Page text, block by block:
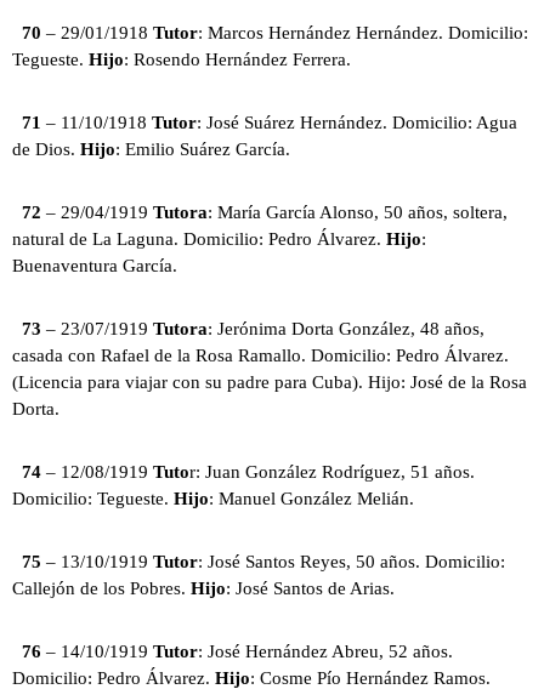
70 – 29/01/1918 Tutor: Marcos Hernández Hernández. Domicilio:
Tegueste. Hijo: Rosendo Hernández Ferrera.
71 – 11/10/1918 Tutor: José Suárez Hernández. Domicilio: Agua
de Dios. Hijo: Emilio Suárez García.
72 – 29/04/1919 Tutora: María García Alonso, 50 años, soltera,
natural de La Laguna. Domicilio: Pedro Álvarez. Hijo:
Buenaventura García.
73 – 23/07/1919 Tutora: Jerónima Dorta González, 48 años,
casada con Rafael de la Rosa Ramallo. Domicilio: Pedro Álvarez.
(Licencia para viajar con su padre para Cuba). Hijo: José de la Rosa
Dorta.
74 – 12/08/1919 Tutor: Juan González Rodríguez, 51 años.
Domicilio: Tegueste. Hijo: Manuel González Melián.
75 – 13/10/1919 Tutor: José Santos Reyes, 50 años. Domicilio:
Callejón de los Pobres. Hijo: José Santos de Arias.
76 – 14/10/1919 Tutor: José Hernández Abreu, 52 años.
Domicilio: Pedro Álvarez. Hijo: Cosme Pío Hernández Ramos.